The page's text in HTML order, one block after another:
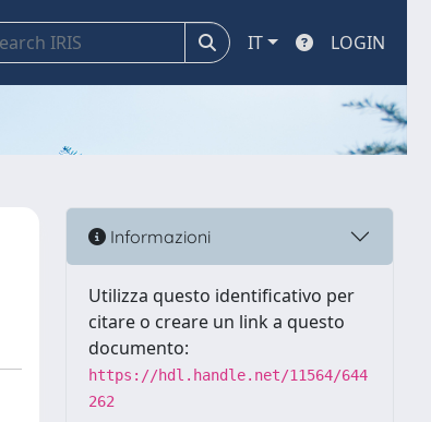
IT LOGIN
Informazioni
Utilizza questo identificativo per
citare o creare un link a questo
documento:
https://hdl.handle.net/11564/644
262